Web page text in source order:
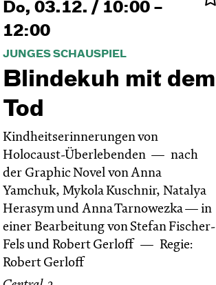
Do, 03.12. / 10:00 –
12:00
JUNGES SCHAUSPIEL
Blinde­kuh mit dem
Tod
Kindheitserinnerungen von
Holocaust-Überlebenden
nach
der Graphic Novel von Anna
Yamchuk, Mykola Kuschnir, Natalya
Herasym und Anna Tarnowezka — in
einer Bearbeitung von Stefan Fischer-
Fels und Robert Gerloff
Regie:
Robert Gerloff